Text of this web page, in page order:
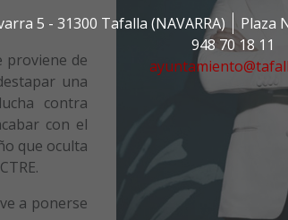
5 - 31300 Tafalla (NAVARRA)
Plaza
948 70 18 11
proviene de
una
contra
con el
que oculta
a ponerse